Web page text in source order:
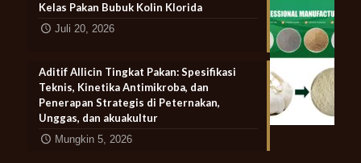
Kelas Pakan Bubuk Kolin Klorida
Juli 20, 2026
Aditif Allicin Tingkat Pakan: Spesifikasi
Teknis, Kinetika Antimikroba, dan
Penerapan Strategis di Peternakan,
Unggas, dan akuakultur
Mungkin 5, 2026